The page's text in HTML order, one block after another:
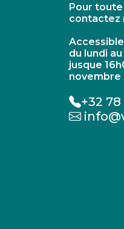
Pour
contactez
Accessible
du lundi
jusque
novembre
+32